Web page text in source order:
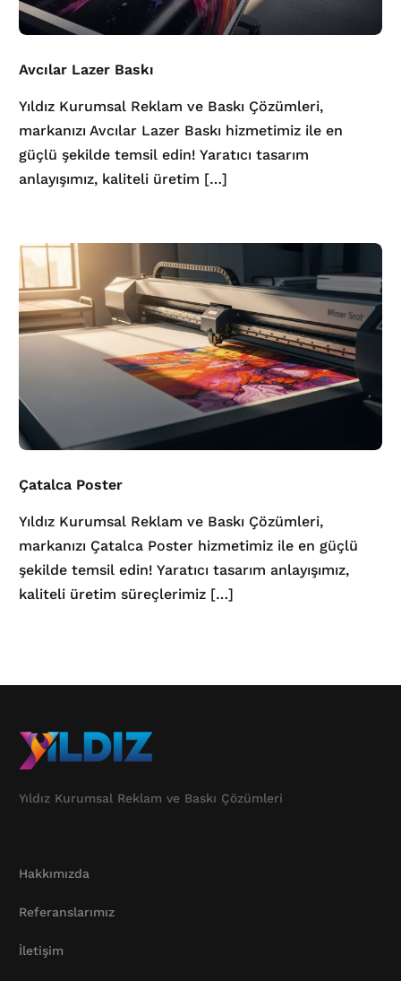
Avcılar Lazer Baskı
Yıldız Kurumsal Reklam ve Baskı Çözümleri,
markanızı Avcılar Lazer Baskı hizmetimiz ile en
güçlü şekilde temsil edin! Yaratıcı tasarım
anlayışımız, kaliteli üretim […]
Çatalca Poster
Yıldız Kurumsal Reklam ve Baskı Çözümleri,
markanızı Çatalca Poster hizmetimiz ile en güçlü
şekilde temsil edin! Yaratıcı tasarım anlayışımız,
kaliteli üretim süreçlerimiz […]
Yıldız Kurumsal Reklam ve Baskı Çözümleri
Hakkımızda
Referanslarımız
İletişim